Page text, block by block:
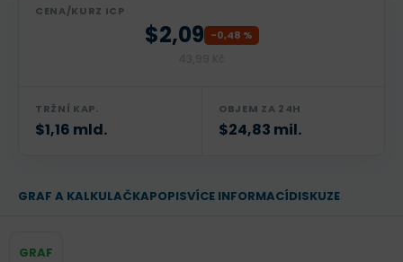
CENA/KURZ ICP
$2,09 -0,48 %
TRŽNÍ KAP.
$1,16 mld.
OBJEM ZA 24H
$24,83 mil.
GRAF A KALKULAČKAPOPISVÍCE INFORMACÍDISKUZE
GRAF